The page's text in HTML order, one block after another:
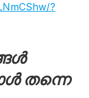
?
തന്നെ